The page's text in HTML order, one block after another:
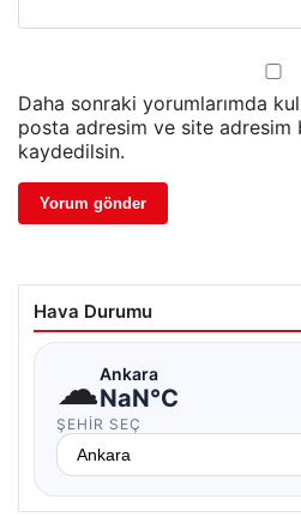
Daha sonraki yorumlarımda
posta adresim ve site adresim
kaydedilsin.
Hava Durumu
☁Ankara
NaN°C
ŞEHIR SEÇ